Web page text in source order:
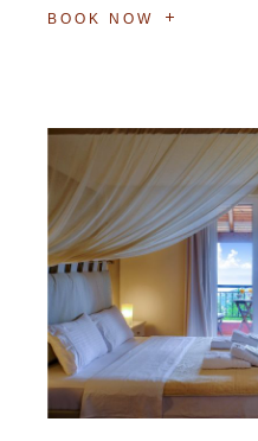
BOOK NOW